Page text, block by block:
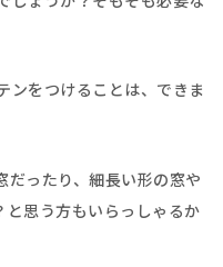
ンをつけることは、できま
だったり、細長い形の窓や
思う方もいらっしゃるか